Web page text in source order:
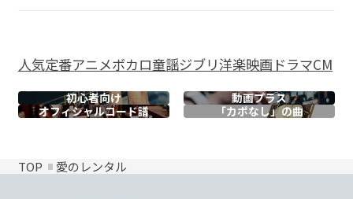
人気定番アニメボカロ童謡ジブリ洋楽映画ドラマCM
初心者向け
動画プラス
オフィシャルコード譜 「カポなし」の曲
TOP 愛のレンタル